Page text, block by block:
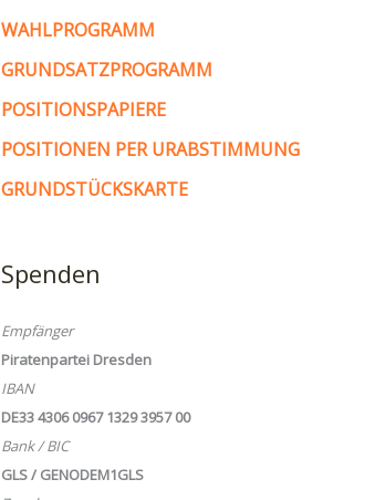
WAHLPROGRAMM
GRUNDSATZPROGRAMM
POSITIONSPAPIERE
POSITIONEN PER URABSTIMMUNG
GRUNDSTÜCKSKARTE
Spenden
Empfänger
Piratenpartei Dresden
IBAN
DE33 4306 0967 1329 3957 00
Bank / BIC
GLS / GENODEM1GLS